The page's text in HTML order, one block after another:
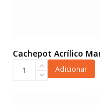
Cachepot Acrílico
Cachepot
Adicionar